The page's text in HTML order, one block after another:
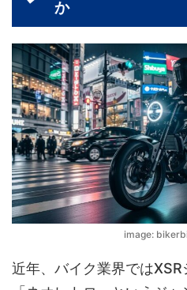
か
image:
近年、バイク業界では